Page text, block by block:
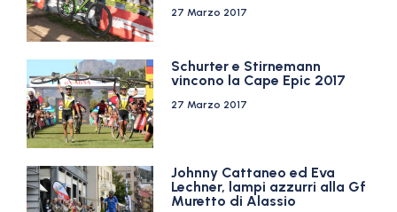
27 Marzo 2017
Schurter e Stirnemann
vincono la Cape Epic 2017
27 Marzo 2017
Johnny Cattaneo ed Eva
Lechner, lampi azzurri alla Gf
Muretto di Alassio